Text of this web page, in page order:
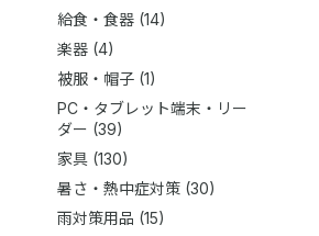
給食・食器 (14)
楽器 (4)
被服・帽子 (1)
PC・タブレット端末・リー
ダー (39)
家具 (130)
暑さ・熱中症対策 (30)
雨対策用品 (15)